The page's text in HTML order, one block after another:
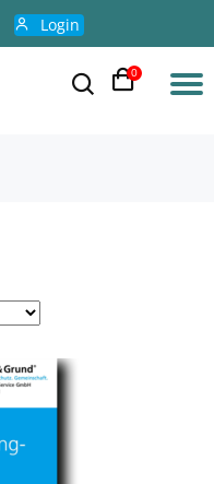
Login
0